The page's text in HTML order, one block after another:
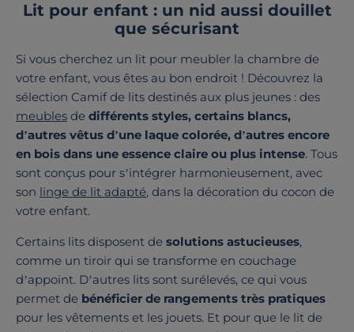
Lit pour enfant : un nid aussi douillet
que sécurisant
Si vous cherchez un lit pour meubler la chambre de
votre enfant, vous êtes au bon endroit ! Découvrez la
sélection Camif de lits destinés aux plus jeunes : des
meubles de différents styles, certains blancs,
d’autres vêtus d’une laque colorée, d’autres encore
en bois dans une essence claire ou plus intense. Tous
sont conçus pour s’intégrer harmonieusement, avec
son linge de lit adapté, dans la décoration du cocon de
votre enfant.
Certains lits disposent de solutions astucieuses,
comme un tiroir qui se transforme en couchage
d’appoint. D’autres lits sont surélevés, ce qui vous
permet de bénéficier de rangements très pratiques
pour les vêtements et les jouets. Et pour que le lit de